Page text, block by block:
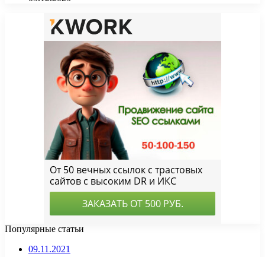
Популярные статьи
09.11.2021